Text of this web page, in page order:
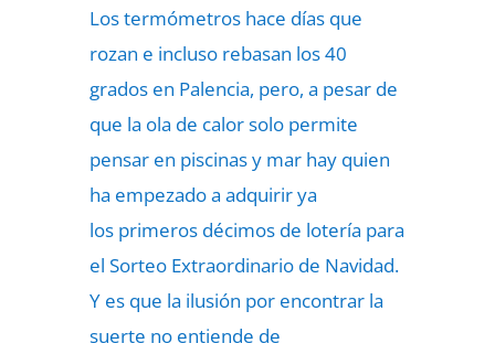
Los termómetros hace días que
rozan e incluso rebasan los 40
grados en Palencia, pero, a pesar de
que la ola de calor solo permite
pensar en piscinas y mar hay quien
ha empezado a adquirir ya
los primeros décimos de lotería para
el Sorteo Extraordinario de Navidad.
Y es que la ilusión por encontrar la
suerte no entiende de